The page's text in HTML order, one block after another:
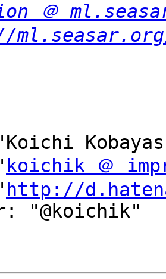
＠
koichik ＠
http://